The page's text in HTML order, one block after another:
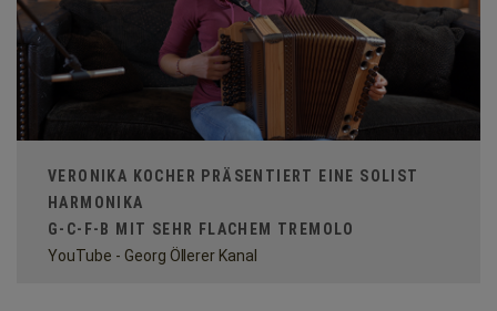
VERONIKA KOCHER PRÄSENTIERT EINE SOLIST
HARMONIKA
G-C-F-B MIT SEHR FLACHEM TREMOLO
YouTube - Georg Öllerer Kanal